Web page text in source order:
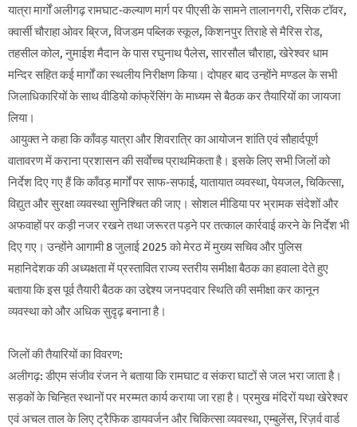
यात्रा मार्गों अलीगढ़ रामघाट-कल्याण मार्ग पर पीएसी के सामने तालानगरी, रसिक टॉवर,
क्वार्सी चौराहा ओवर ब्रिज, विजडम पब्लिक स्कूल, किशनपुर तिराहे से मैरिस रोड,
तहसील कोल, नुमाईश मैदान के पास रघुनाथ पैलेस, सारसौल चौराहा, खेरेश्वर धाम
मन्दिर सहित कई मार्गों का स्थलीय निरीक्षण किया। दोपहर बाद उन्होंने मण्डल के सभी
जिलाधिकारियों के साथ वीडियो कांफ्रेंसिंग के माध्यम से बैठक कर तैयारियों का जायजा
लिया।
आयुक्त ने कहा कि काँवड़ यात्रा और शिवरात्रि का आयोजन शांति एवं सौहार्दपूर्ण
वातावरण में कराना प्रशासन की सर्वाेच्च प्राथमिकता है। इसके लिए सभी जिलों को
निर्देश दिए गए हैं कि काँवड़ मार्गों पर साफ-सफाई, यातायात व्यवस्था, पेयजल, चिकित्सा,
विद्युत और सुरक्षा व्यवस्था सुनिश्चित की जाए। सोशल मीडिया पर भ्रामक संदेशों और
अफवाहों पर कड़ी नजर रखने तथा जरूरत पड़ने पर तत्काल कार्रवाई करने के निर्देश भी
दिए गए। उन्होंने आगामी 8 जुलाई 2025 को मेरठ में मुख्य सचिव और पुलिस
महानिदेशक की अध्यक्षता में प्रस्तावित राज्य स्तरीय समीक्षा बैठक का हवाला देते हुए
बताया कि इस पूर्व तैयारी बैठक का उद्देश्य जनपदवार स्थिति की समीक्षा कर कानून
व्यवस्था को और अधिक सुदृढ़ बनाना है।
जिलों की तैयारियों का विवरण:
अलीगढ़: डीएम संजीव रंजन ने बताया कि रामघाट व संकरा घाटों से जल भरा जाता है।
सड़कों के चिन्हित स्थानों पर मरम्मत कार्य कराया जा रहा है। प्रमुख मंदिरों यथा खेरेश्वर
एवं अचल ताल के लिए ट्रैफिक डायवर्जन और चिकित्सा व्यवस्था, एम्बुलेंस, रिज़र्व वार्ड